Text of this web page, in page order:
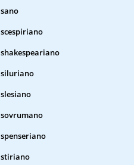
sano
scespiriano
shakespeariano
siluriano
slesiano
sovrumano
spenseriano
stiriano